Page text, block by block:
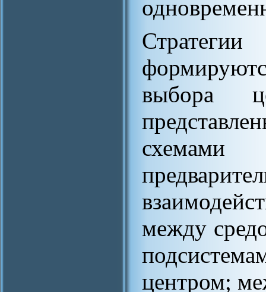
выбора
схемами
между
центром;